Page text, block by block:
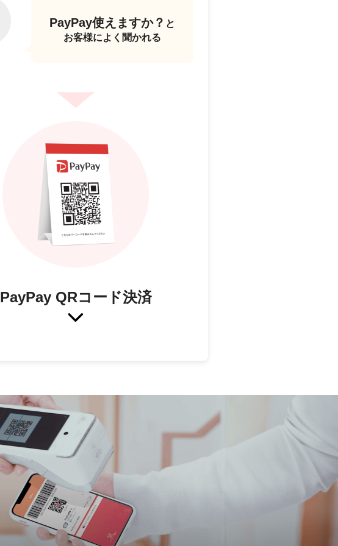
PayPay使えますか？ と
お客様によく聞かれる
PayPay QRコード決済